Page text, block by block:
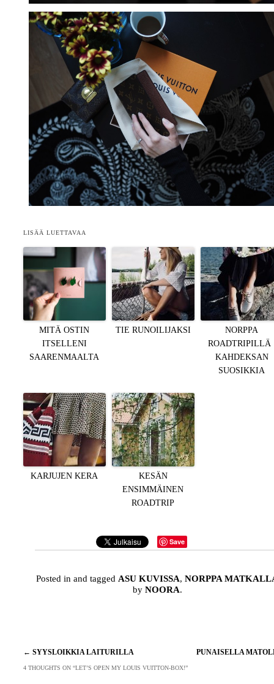
LISÄÄ LUETTAVAA
MITÄ OSTIN
ITSELLENI
SAARENMAALTA
TIE RUNOILIJAKSI
NORPPA
ROADTRIPILLÄ
KAHDEKSAN
SUOSIKKIA
KARJUJEN KERA
KESÄN
ENSIMMÄINEN
ROADTRIP
Save
Posted in and taggedASU KUVISSA,NORPPA
by NOORA.
Artikkelien
selaus
← SYYSLOIKKIA LAITURILLA PUNAISELLA
4 THOUGHTS ON “LET’S OPEN MY LOUIS VUITTON-BOX!”